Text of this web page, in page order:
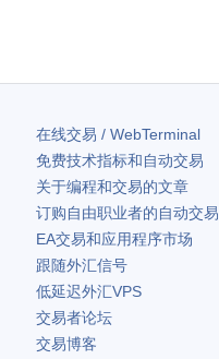
在线交易 / WebTerminal
免费技术指标和自动交易
关于编程和交易的文章
订购自由职业者的自动交易
EA交易和应用程序市场
跟随外汇信号
低延迟外汇VPS
交易者论坛
交易博客